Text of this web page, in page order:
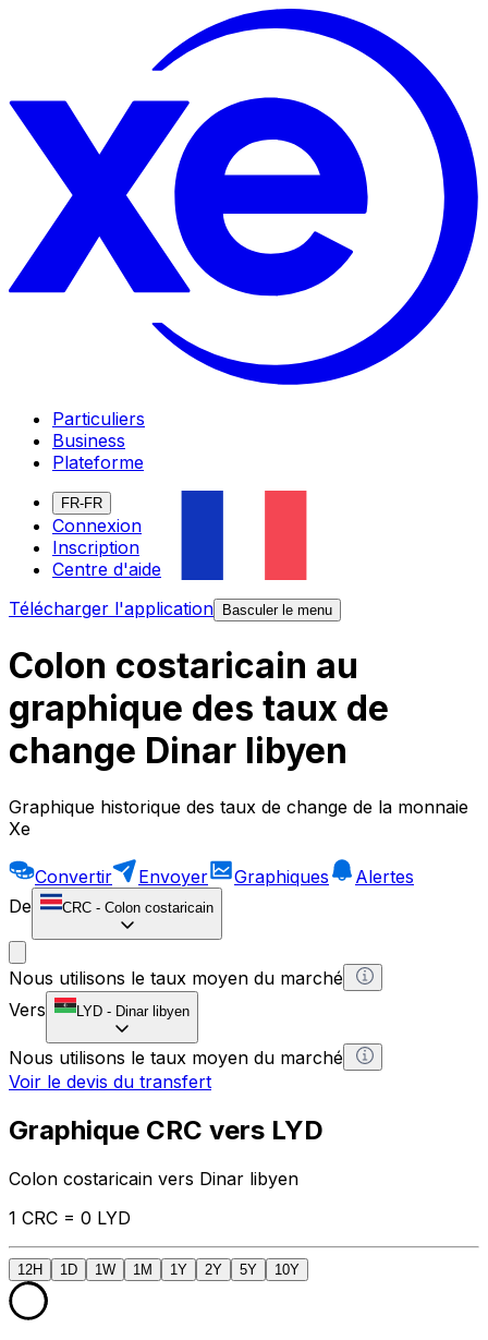
Particuliers
Business
Plateforme
FR-FR
Connexion
Inscription
Centre d'aide
Télécharger l'application
Basculer le menu
Colon costaricain au
graphique des taux de
change Dinar libyen
Graphique historique des taux de change de la monnaie
Xe
Convertir Envoyer Graphiques
Alertes
De
CRC - Colon costaricain
Nous utilisons le taux moyen du marché
Vers
LYD - Dinar libyen
Nous utilisons le taux moyen du marché
Voir le devis du transfert
Graphique CRC vers LYD
Colon costaricain vers Dinar libyen
1 CRC = 0 LYD
12H 1D 1W 1M 1Y 2Y 5Y 10Y